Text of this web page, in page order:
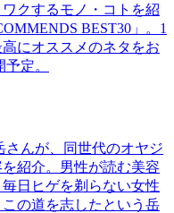
クするモノ・コトを紹
BEST30」。1
にオススメのネタをお
定。
さんが、同世代のオヤジ
紹介。男性が読む美容
日ヒゲを剃らない女性
の道を志したという岳